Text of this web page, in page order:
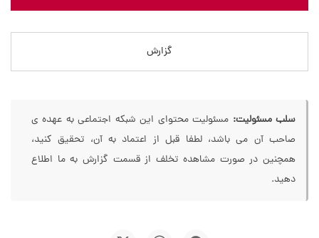
گزارش
سلب مسئولیت: مسئولیت محتوای این شبکه اجتماعی به عهده ی
صاحب آن می باشد، لطفا قبل از اعتماد به آن، تحقیق کنید،
همچنین در صورت مشاهده تخلف از قسمت گزارش به ما اطلاع
دهید.